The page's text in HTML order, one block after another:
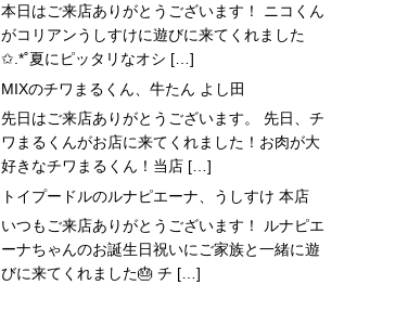
本日はご来店ありがとうございます！ ニコくん
がコリアンうしすけに遊びに来てくれました
✩.*˚夏にピッタリなオシ […]
MIXのチワまるくん、牛たん よし田
先日はご来店ありがとうございます。 先日、チ
ワまるくんがお店に来てくれました！お肉が大
好きなチワまるくん！当店 […]
トイプードルのルナピエーナ、うしすけ 本店
いつもご来店ありがとうございます！ ルナピエ
ーナちゃんのお誕生日祝いにご家族と一緒に遊
びに来てくれました🎂 チ […]